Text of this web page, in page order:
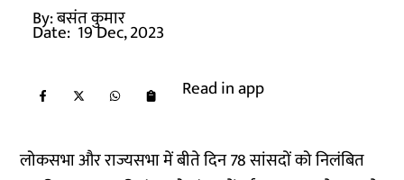
By:बसंत कुमार
Date: 19 Dec, 2023
Read in app
लोकसभा और राज्यसभा में बीते दिन 78 सांसदों को निलंबित